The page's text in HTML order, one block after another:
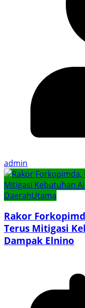
admin
DaerahUtama
Rakor
Terus Mitigasi
Dampak Elnino